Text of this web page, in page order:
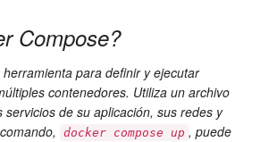
Compose?
para definir y ejecutar
contenedores. Utiliza un archivo
servicios de su aplicación, sus redes y
docker compose up , puede